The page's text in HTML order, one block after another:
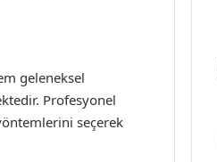
geleneksel
Profesyonel
seçerek